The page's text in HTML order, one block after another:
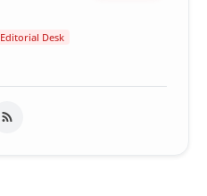
Verified Public Figure
Editorial Desk